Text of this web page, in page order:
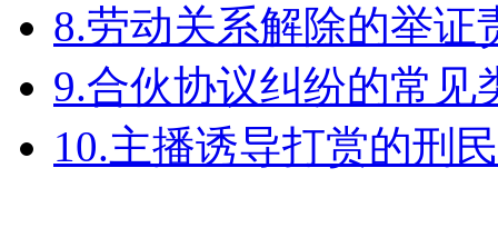
8.劳动关系解除的举证
9.合伙协议纠纷的常见
10.主播诱导打赏的刑